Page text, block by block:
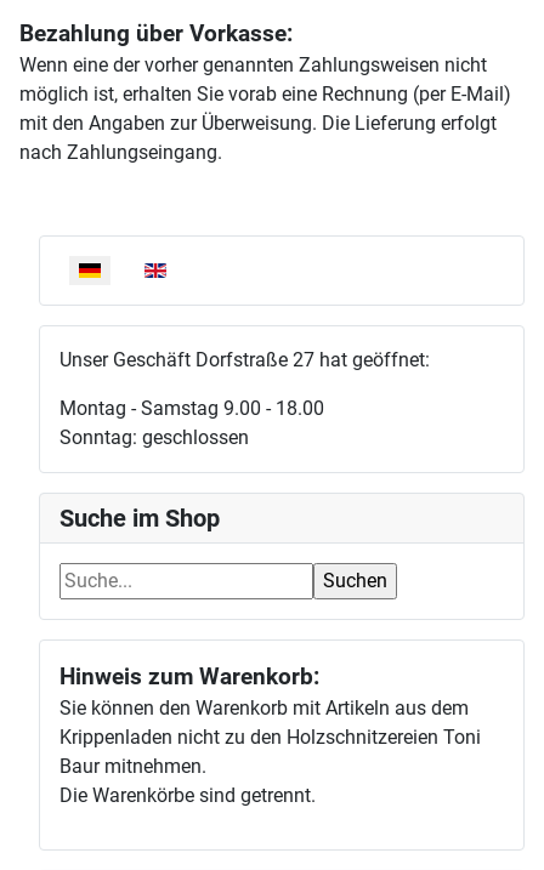
Sprache auswählen
Unser Geschäft Dorfstraße 27 hat geöffnet:
Montag - Samstag 9.00 - 18.00
Sonntag: geschlossen
Suche im Shop
Hinweis zum Warenkorb:
Sie können den Warenkorb mit Artikeln aus dem
Krippenladen nicht zu den Holzschnitzereien Toni
Baur mitnehmen.
Die Warenkörbe sind getrennt.
Bezahlung über Vorkasse:
Wenn eine der vorher genannten Zahlungsweisen nicht
möglich ist, erhalten Sie vorab eine Rechnung (per E-Mail)
mit den Angaben zur Überweisung. Die Lieferung erfolgt
nach Zahlungseingang.